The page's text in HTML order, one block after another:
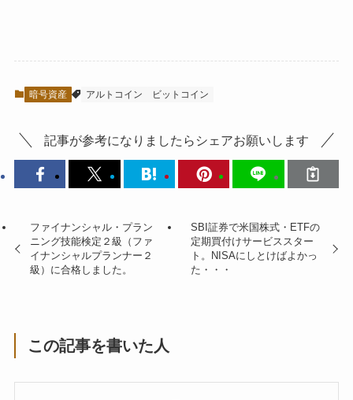
暗号資産 アルトコイン ビットコイン
記事が参考になりましたらシェアお願いします
ファイナンシャル・プラン
ニング技能検定２級（ファ
イナンシャルプランナー２
級）に合格しました。
SBI証券で米国株式・ETFの
定期買付けサービススター
ト。NISAにしとけばよかっ
た・・・
この記事を書いた人